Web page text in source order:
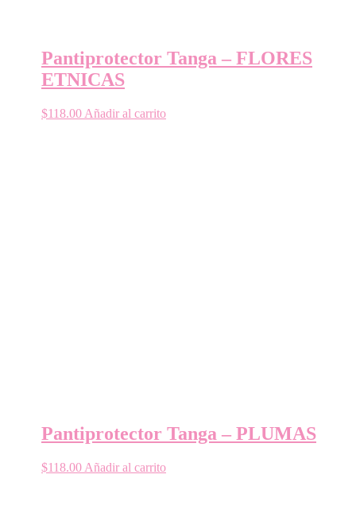
Pantiprotector Tanga – FLORES
ETNICAS
$118.00 Añadir al carrito
Pantiprotector Tanga – PLUMAS
$118.00 Añadir al carrito